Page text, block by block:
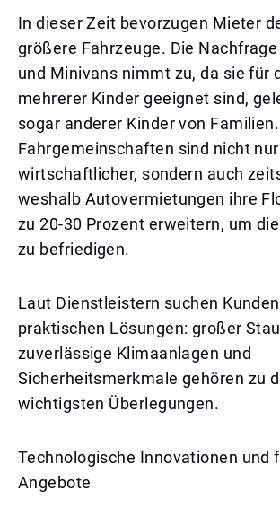
In dieser Zeit bevorzugen Mieter
größere Fahrzeuge. Die Nachfrage
und Minivans nimmt zu, da sie für
mehrerer Kinder geeignet sind,
sogar anderer Kinder von Familien.
Fahrgemeinschaften sind nicht nur
wirtschaftlicher, sondern auch
weshalb Autovermietungen ihre
zu 20-30 Prozent erweitern, um
zu befriedigen.
Laut Dienstleistern suchen
praktischen Lösungen: großer
zuverlässige Klimaanlagen und
Sicherheitsmerkmale gehören zu
wichtigsten Überlegungen.
Technologische Innovationen und
Angebote